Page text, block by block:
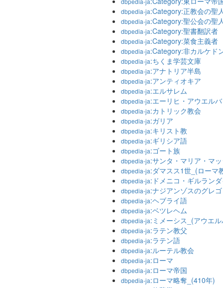
dbpedia-ja:Category:正教会の聖
dbpedia-ja:Category:聖公会の聖
dbpedia-ja:Category:聖書翻訳者
dbpedia-ja:Category:菜食主義者
dbpedia-ja:Category:非カルケド
dbpedia-ja:ちくま学芸文庫
dbpedia-ja:アナトリア半島
dbpedia-ja:アンティオキア
dbpedia-ja:エルサレム
dbpedia-ja:エーリヒ・アウエル
dbpedia-ja:カトリック教会
dbpedia-ja:ガリア
dbpedia-ja:キリスト教
dbpedia-ja:ギリシア語
dbpedia-ja:ゴート族
dbpedia-ja:サンタ・マリア・マ
dbpedia-ja:ダマスス1世_(ローマ
dbpedia-ja:ドメニコ・ギルラン
dbpedia-ja:ナジアンゾスのグレ
dbpedia-ja:ヘブライ語
dbpedia-ja:ベツレヘム
dbpedia-ja:ミメーシス_(アウエ
dbpedia-ja:ラテン教父
dbpedia-ja:ラテン語
dbpedia-ja:ルーテル教会
dbpedia-ja:ローマ
dbpedia-ja:ローマ帝国
dbpedia-ja:ローマ略奪_(410年)